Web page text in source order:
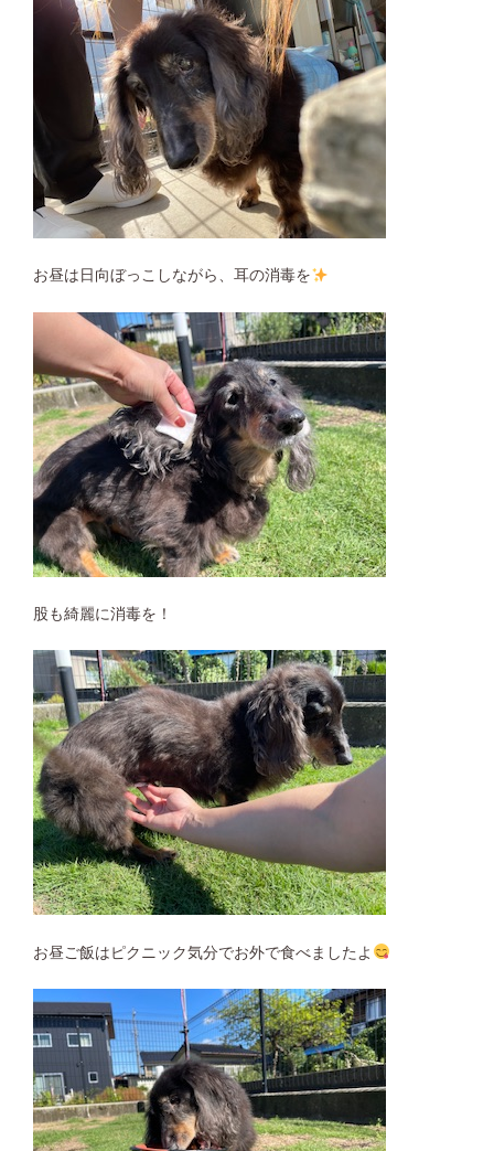
お昼は日向ぼっこしながら、耳の消毒を
股も綺麗に消毒を！
お昼ご飯はピクニック気分でお外で食べましたよ